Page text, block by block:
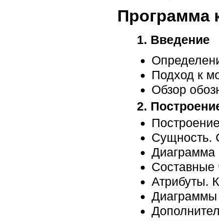
Программа
1. Введение
Подход к
Обзор
2.
Сущность.
Диаграмма
Составные
Атрибуты.
Диаграммы